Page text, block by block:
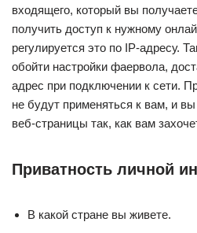
входящего, который вы
получить доступ к нужному
регулируется это по IP-адресу.
обойти настройки фаервола,
адрес при подключении к сети.
не будут применяться к вам, и
веб-страницы так, как вам
Приватность личной
В какой стране вы живете.